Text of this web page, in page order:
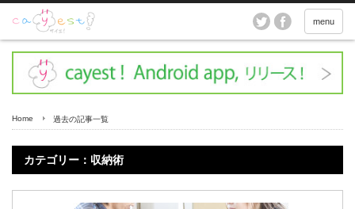
menu
Home 過去の記事一覧
カテゴリー：収納術